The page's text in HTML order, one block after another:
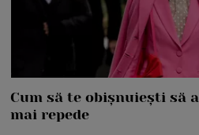
Cum să te obișnuiești să
mai repede